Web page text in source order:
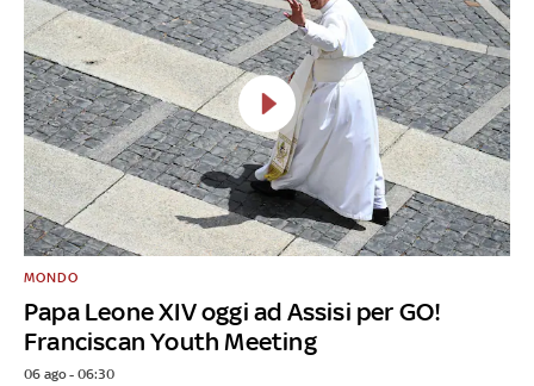
Papa Leone XIV oggi ad Assisi per GO!
Franciscan Youth Meeting
MONDO
06 ago - 06:30